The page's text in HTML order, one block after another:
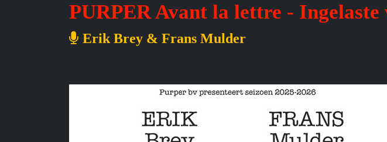
PURPER Avant la lettre -
Erik Brey & Frans Mulder